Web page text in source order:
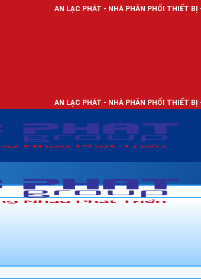
AN LẠC PHÁT - NHÀ PHÂN PHỐI THIẾT BỊ ĐIỆN, DÂY ĐIỆN
AN LẠC PHÁT - NHÀ PHÂN PHỐI THIẾT BỊ ĐIỆN, DÂY ĐIỆN